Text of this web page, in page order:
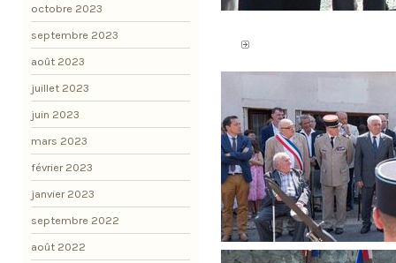
octobre 2023
septembre 2023
août 2023
juillet 2023
juin 2023
mars 2023
février 2023
janvier 2023
septembre 2022
août 2022